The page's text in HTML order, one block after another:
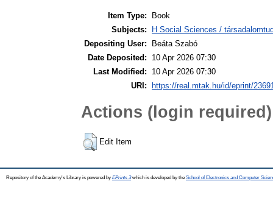
Item Type:
Book
Subjects:
H Social Sciences /
Depositing User:
Beáta Szabó
Date Deposited:
10 Apr 2026 07:30
Last Modified:
10 Apr 2026 07:30
URI: https://real.mtak.hu/id/eprint/
Actions (login required)
Edit Item
Repository of the Academy's Library is powered by EPrints 3which is developed by the School of Electronics and Computer